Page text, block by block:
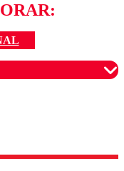
garantizar un